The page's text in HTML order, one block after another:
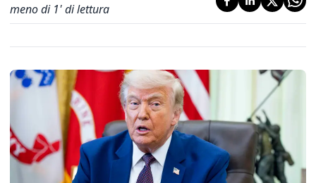
meno di 1' di lettura